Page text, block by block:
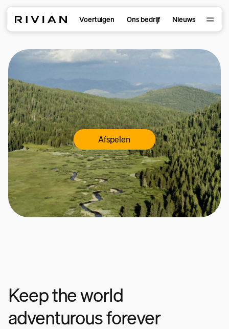
Voertuigen Ons bedrijf Nieuws
Afspelen
Keep the world
adventurous forever